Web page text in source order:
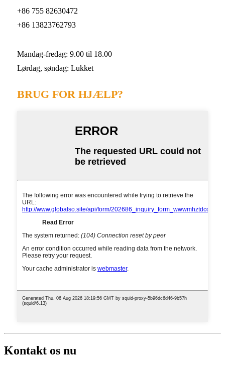
+86 755 82630472
+86 13823762793
Mandag-fredag: 9.00 til 18.00
Lørdag, søndag: Lukket
BRUG FOR HJÆLP?
Kontakt os nu